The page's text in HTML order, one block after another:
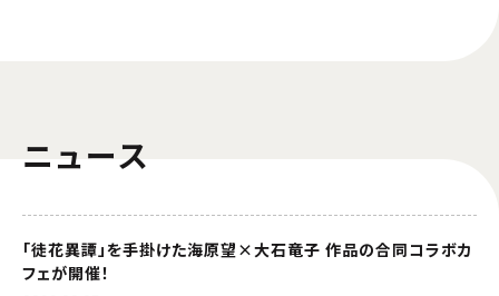
ニュース
「徒花異譚」を手掛けた海原望×大石竜子 作品の合同コラボカ
フェが開催！